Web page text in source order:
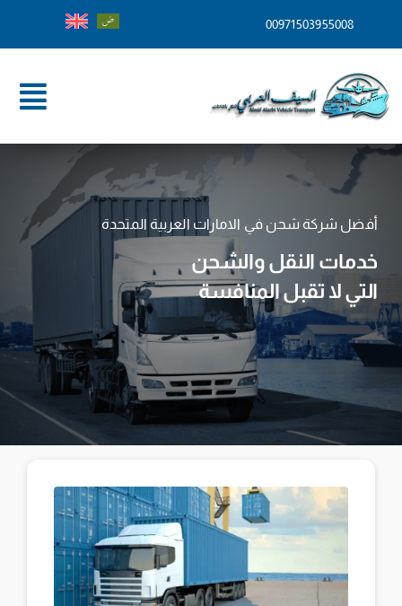
00971503955008
الرئيسية
من نحن
خدماتنا
المدونة
تواصل معنا
أفضل شركة شحن في الامارات العربية المتحدة
خدمات النقل والشحن
التي لا تقبل المنافسة